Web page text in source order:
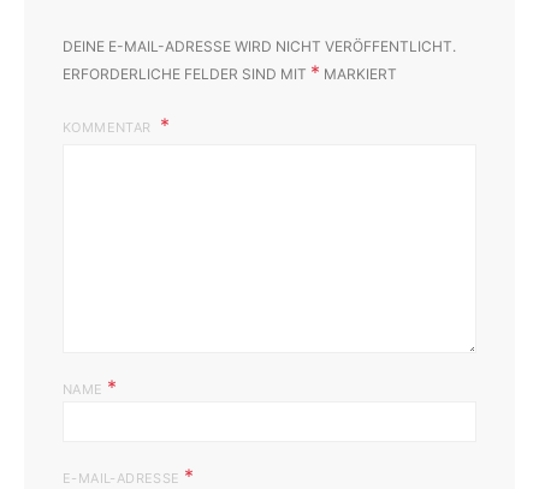
DEINE E-MAIL-ADRESSE WIRD NICHT VERÖFFENTLICHT.
ERFORDERLICHE FELDER SIND MIT * MARKIERT
KOMMENTAR
NAME *
E-MAIL-ADRESSE *